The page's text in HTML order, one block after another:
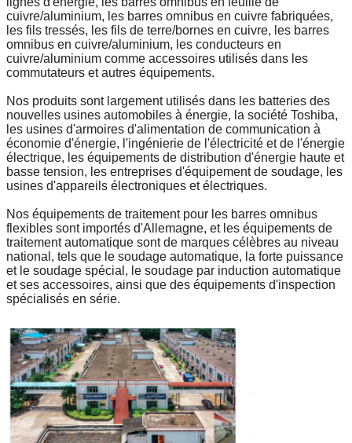
cuivre/aluminium, les barres omnibus en cuivre fabriquées,
les fils tressés, les fils de terre/bornes en cuivre, les barres
omnibus en cuivre/aluminium, les conducteurs en
cuivre/aluminium comme accessoires utilisés dans les
commutateurs et autres équipements.
Nos produits sont largement utilisés dans les batteries des
nouvelles usines automobiles à énergie, la société Toshiba,
les usines d'armoires d'alimentation de communication à
économie d'énergie, l'ingénierie de l'électricité et de l'énergie
électrique, les équipements de distribution d'énergie haute et
basse tension, les entreprises d'équipement de soudage, les
usines d'appareils électroniques et électriques.
Nos équipements de traitement pour les barres omnibus
flexibles sont importés d'Allemagne, et les équipements de
traitement automatique sont de marques célèbres au niveau
national, tels que le soudage automatique, la forte puissance
et le soudage spécial, le soudage par induction automatique
et ses accessoires, ainsi que des équipements d'inspection
spécialisés en série.